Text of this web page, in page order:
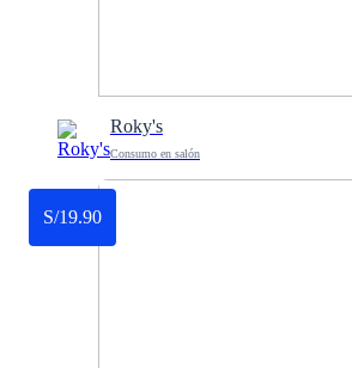
Roky's
Consumo en salón
S/19.90